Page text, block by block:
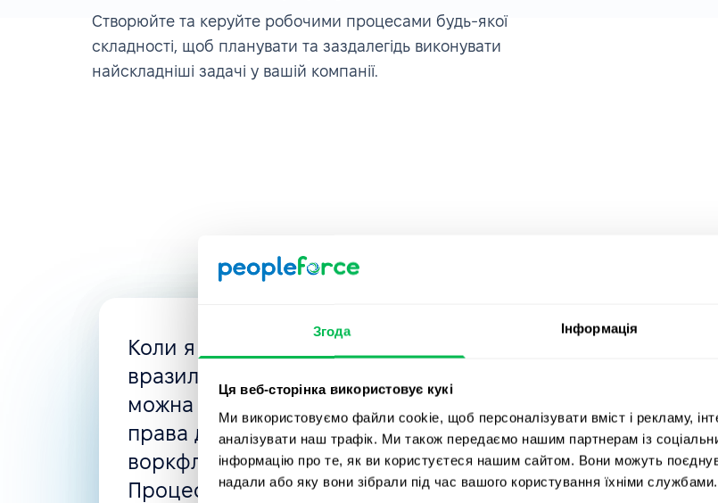
Згода Інформація
Ця веб-сторінка використовує кукі
Ми використовуємо файли cookie, щоб персоналізувати вміст і рекламу,
аналізувати наш трафік. Ми також передаємо нашим партнерам із
інформацію про те, як ви користуєтеся нашим сайтом. Вони можуть
надали або яку вони зібрали під час вашого користування їхніми службами.
Створюйте та керуйте робочими процесами будь-якої
складності, щоб планувати та заздалегідь виконувати
найскладніші задачі у вашій компанії.
Коли я шукала нову HRMS, мене
вразила гнучкість PeopleForce, в якій
можна створити все, що потрібно:
права доступу, автоматизовані
воркфлоу, політики відсутностей, тощо.
Процес найму і навіть оцінка
Ознайомтеся